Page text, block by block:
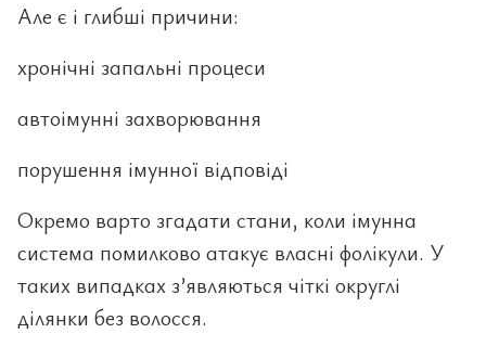
Але є і глибші причини:
хронічні запальні процеси
автоімунні захворювання
порушення імунної відповіді
Окремо варто згадати стани, коли імунна
система помилково атакує власні фолікули. У
таких випадках з’являються чіткі округлі
ділянки без волосся.